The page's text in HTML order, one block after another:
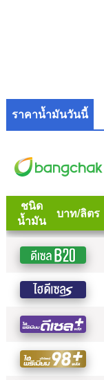
ราคาน้ำมันวันนี้